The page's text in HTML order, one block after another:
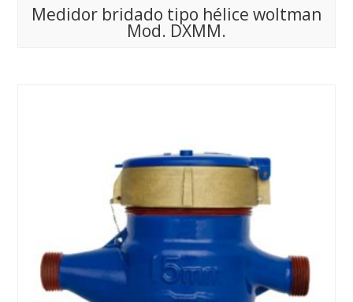
Medidor bridado tipo hélice woltman
Mod. DXMM.